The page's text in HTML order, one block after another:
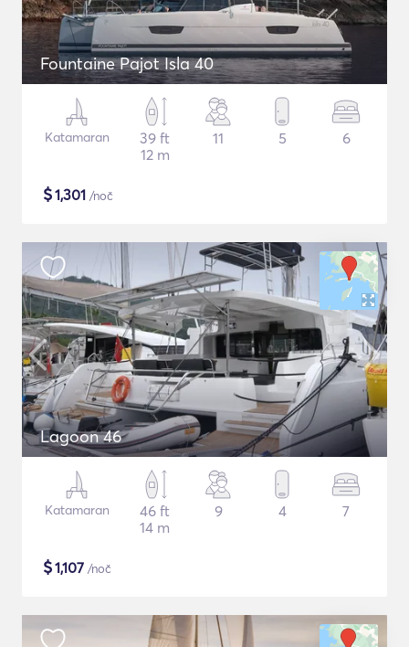
Fountaine Pajot Isla 40
Katamaran
39 ft
12 m
11 5 6
$1,301 /noč
Lagoon 46
Katamaran
46 ft
14 m
9 4 7
$1,107 /noč